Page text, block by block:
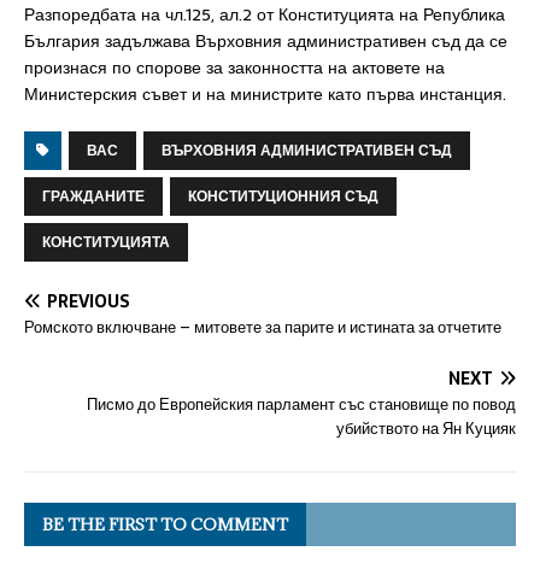
Разпоредбата на чл.125, ал.2 от Конституцията на Република
България задължава Върховния административен съд да се
произнася по спорове за законността на актовете на
Министерския съвет и на министрите като първа инстанция.
ВАС
ВЪРХОВНИЯ АДМИНИСТРАТИВЕН СЪД
ГРАЖДАНИТЕ
КОНСТИТУЦИОННИЯ СЪД
КОНСТИТУЦИЯТА
PREVIOUS
Ромското включване – митовете за парите и истината за отчетите
NEXT
Писмо до Европейския парламент със становище по повод
убийството на Ян Куцияк
BE THE FIRST TO COMMENT